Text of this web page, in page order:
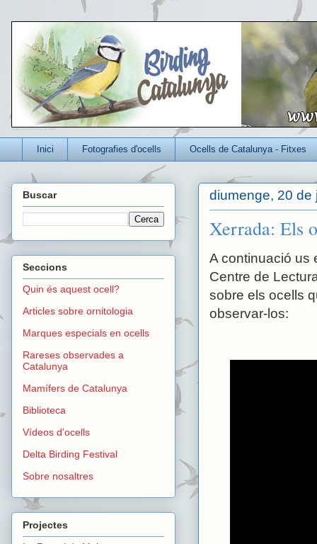
Un blog per conèixer millor els ocells que viuen a Catalunya
Inici Fotografies d'ocells Ocells de Catalunya - Fitxes
diumenge, 20 de
Xerrada: Els
A continuació us
Centre de
sobre els ocells
observar-los:
Buscar
Seccions
Quin és aquest ocell?
Articles sobre ornitologia
Marques especials en ocells
Rareses observades a
Catalunya
Mamífers de Catalunya
Biblioteca
Vídeos d'ocells
Delta Birding Festival
Sobre nosaltres
Projectes